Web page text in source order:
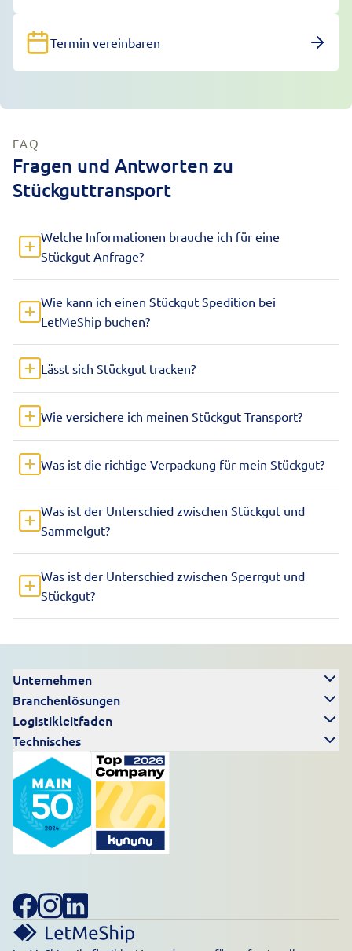
Termin vereinbaren
FAQ
Fragen und Antworten zu
Stückguttransport
Welche Informationen brauche ich für eine
Stückgut-Anfrage?
Wie kann ich einen Stückgut Spedition bei
LetMeShip buchen?
Lässt sich Stückgut tracken?
Wie versichere ich meinen Stückgut Transport?
Was ist die richtige Verpackung für mein Stückgut?
Was ist der Unterschied zwischen Stückgut und
Sammelgut?
Was ist der Unterschied zwischen Sperrgut und
Stückgut?
Unternehmen
Branchenlösungen
Logistikleitfaden
Technisches